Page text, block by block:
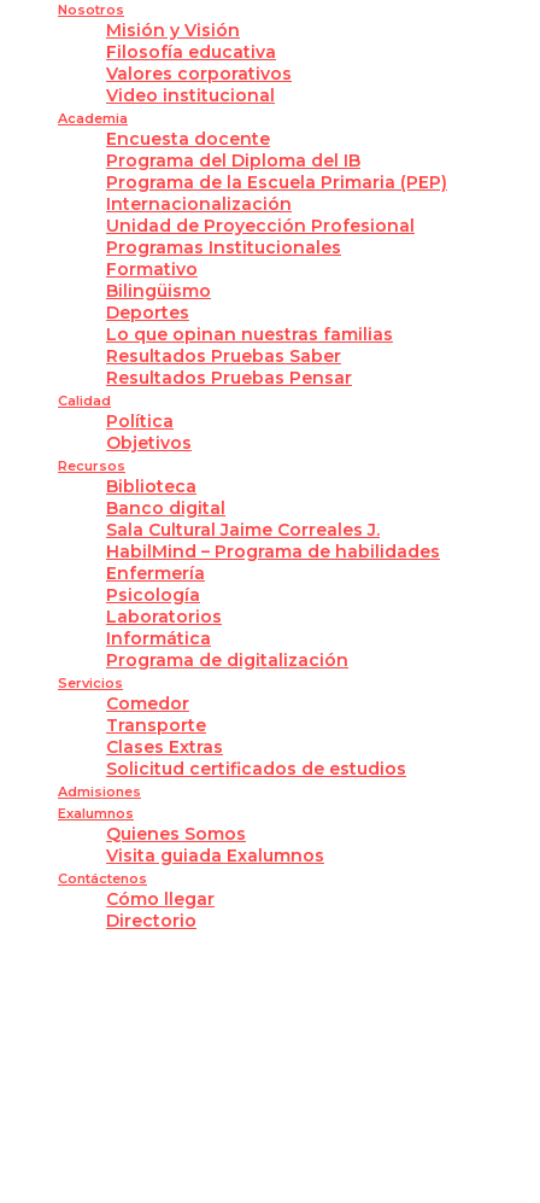
Nosotros
Misión y Visión
Filosofía educativa
Valores corporativos
Video institucional
Academia
Encuesta docente
Programa del Diploma del IB
Programa de la Escuela Primaria (PEP)
Internacionalización
Unidad de Proyección Profesional
Programas Institucionales
Formativo
Bilingüismo
Deportes
Lo que opinan nuestras familias
Resultados Pruebas Saber
Resultados Pruebas Pensar
Calidad
Política
Objetivos
Recursos
Biblioteca
Banco digital
Sala Cultural Jaime Correales J.
HabilMind – Programa de habilidades
Enfermería
Psicología
Laboratorios
Informática
Programa de digitalización
Servicios
Comedor
Transporte
Clases Extras
Solicitud certificados de estudios
Admisiones
Exalumnos
Quienes Somos
Visita guiada Exalumnos
Contáctenos
Cómo llegar
Directorio